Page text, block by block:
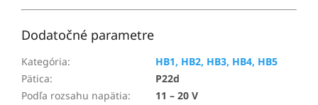
Dodatočné parametre
Kategória:
HB1, HB2, HB3, HB4, HB5
Pätica:
P22d
Podľa rozsahu napätia:
11 – 20 V